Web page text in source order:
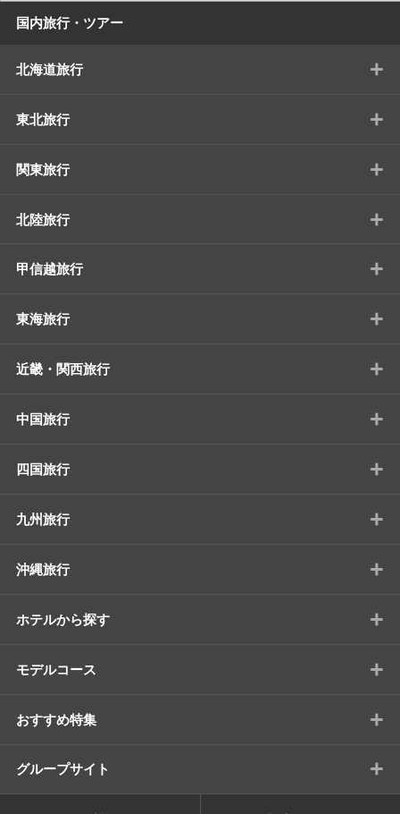
国内旅行・ツアー
北海道旅行 +
東北旅行 +
関東旅行 +
北陸旅行 +
甲信越旅行 +
東海旅行 +
近畿・関西旅行 +
中国旅行 +
四国旅行 +
九州旅行 +
沖縄旅行 +
ホテルから探す +
モデルコース +
おすすめ特集 +
グループサイト +